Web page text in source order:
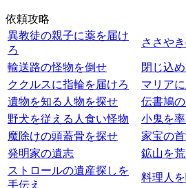
依頼攻略
異教徒の親子に薬を届け
ろ
ささや
輸送路の怪物を倒せ
閉じ込
ククルスに指輪を届けろ
マリア
遺物を知る人物を探せ
伝書鳩
野犬を従える人食い怪物
小鬼を
魔除けの頭蓋骨を探せ
家宝の
発明家の遺志
鉱山を
ストロールの遺産探しを
手伝え
料理人